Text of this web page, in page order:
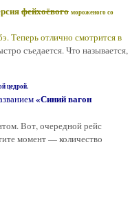
фейхоёвого мороженого со
Теперь отлично смотрится в
съедается. Что называется,
цедрой.
«Синий вагон
Вот, очередной рейс
момент — количество